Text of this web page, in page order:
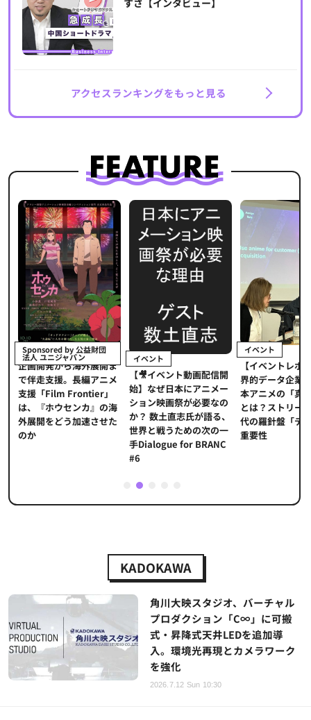
すさ【インタビュー】
アクセスランキングをもっと見る
Sponsored by 公益財団
法人 ユニジャパン
企画開発から海外展開ま
で伴走支援。長編アニメ
支援「Film Frontier」
は、『ホウセンカ』の海
外展開をどう加速させた
のか
イベント
【🎥イベント動画配信開
始】なぜ日本にアニメー
ション映画祭が必要なの
か？ 数土直志氏が語る、
世界と戦うための次の一
手Dialogue for BRANC
#6
イベント
【イベントレポ
界的データ企業
本アニメの「真
とは？ストリー
代の羅針盤「デ
重要性
2
KADOKAWA
角川大映スタジオ、バーチャル
プロダクション「C∞」に可搬
式・昇降式天井LEDを追加導
入。環境光再現とカメラワーク
を強化
2026.7.12 Sun 10:30